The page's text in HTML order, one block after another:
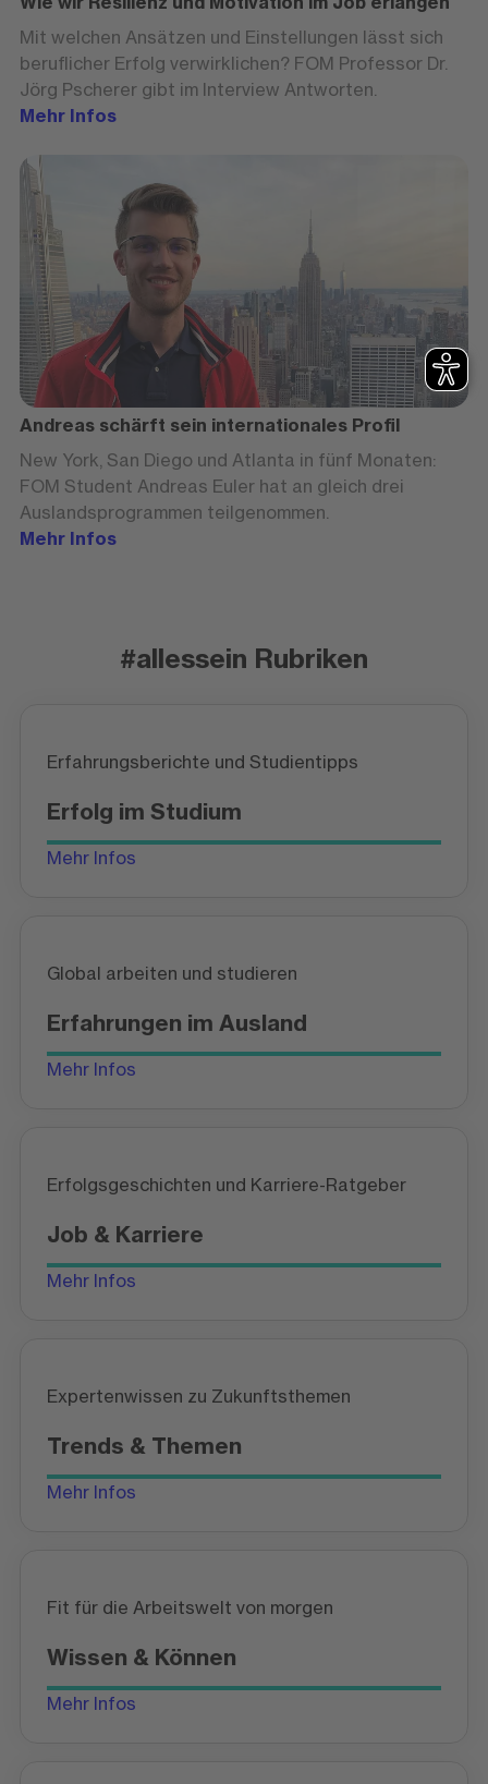
Mit welchen Ansätzen und Einstellungen lässt sich
beruflicher Erfolg verwirklichen? FOM Professor Dr.
Jörg Pscherer gibt im Interview Antworten.
Mehr Infos
Andreas schärft sein internationales Profil
New York, San Diego und Atlanta in fünf Monaten:
FOM Student Andreas Euler hat an gleich drei
Auslandsprogrammen teilgenommen.
Mehr Infos
#allessein Rubriken
Erfahrungsberichte und Studientipps
Erfolg im Studium
Mehr Infos
Global arbeiten und studieren
Erfahrungen im Ausland
Mehr Infos
Erfolgsgeschichten und Karriere-Ratgeber
Job & Karriere
Mehr Infos
Expertenwissen zu Zukunftsthemen
Trends & Themen
Mehr Infos
Fit für die Arbeitswelt von morgen
Wissen & Können
Mehr Infos